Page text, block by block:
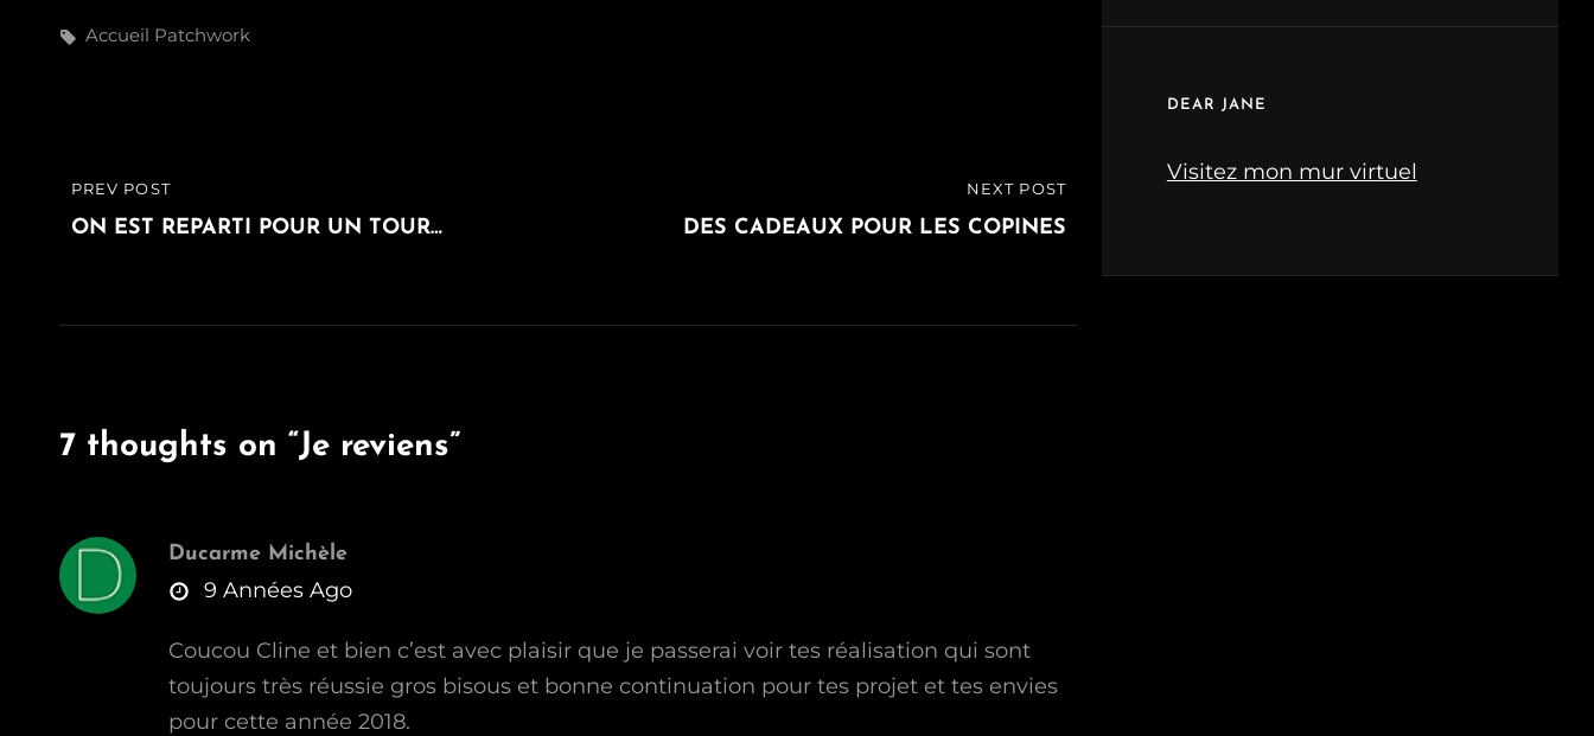
Tags,
Accueil Patchwork
Navigation
de
PREVIOUS
POST
PREV POST
ON EST REPARTI POUR UN TOUR…
NEXT POST
DES CADEAUX POUR LES COPINES
7 thoughts on “Je reviens”
Ducarme Michèle
says:9 Années Ago
Coucou Cline et bien c’est avec plaisir que je passerai voir tes réalisation qui sont
toujours très réussie gros bisous et bonne continuation pour tes projet et tes envies
pour cette année 2018.
DEAR JANE
Visitez mon mur virtuel